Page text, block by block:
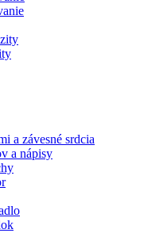
a závesné srdcia
a nápisy